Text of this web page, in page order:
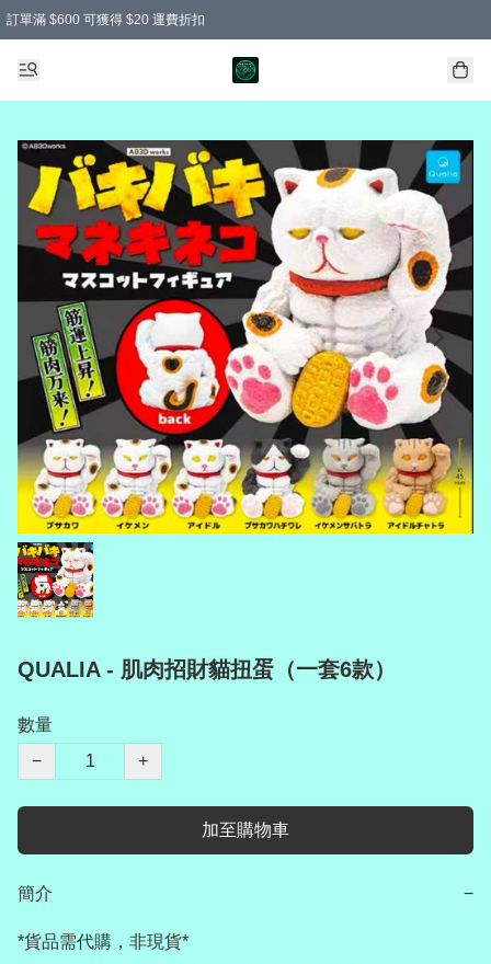
訂單滿 $600 可獲得 $20 運費折扣
QUALIA - 肌肉招財貓扭蛋（一套6款）
數量
−
+
加至購物車
簡介 −
*貨品需代購，非現貨*